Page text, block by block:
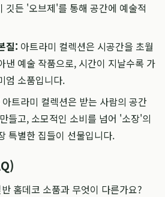
깃든 '오브제'를 통해 공간에 예술적
질: 아트라미 컬렉션은 시공간을 초월
낸 예술 작품으로, 시간이 지날수록 가
엄 소품입니다.
아트라미 컬렉션은 받는 사람의 공간
들고, 소모적인 소비를 넘어 '소장'의
특별한 집들이 선물입니다.
홈데코 소품과 무엇이 다른가요?